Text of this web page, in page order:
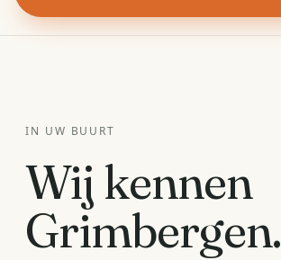
IN UW BUURT
Wij kennen
Grimbergen.